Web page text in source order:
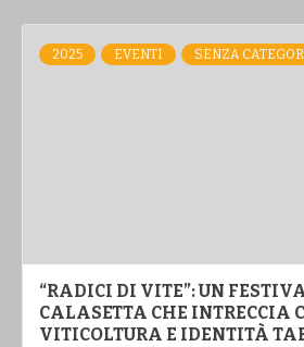
2025 EVENTI SENZA
“RADICI DI VITE”: UN
CALASETTA CHE INTRECCIA
VITICOLTURA E IDENTITÀ